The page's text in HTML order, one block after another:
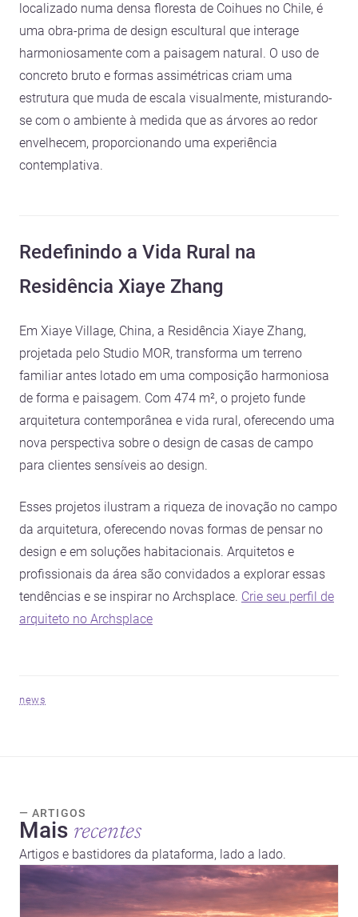
localizado numa densa floresta de Coihues no Chile, é
uma obra-prima de design escultural que interage
harmoniosamente com a paisagem natural. O uso de
concreto bruto e formas assimétricas criam uma
estrutura que muda de escala visualmente, misturando-
se com o ambiente à medida que as árvores ao redor
envelhecem, proporcionando uma experiência
contemplativa.
Redefinindo a Vida Rural na
Residência Xiaye Zhang
Em Xiaye Village, China, a Residência Xiaye Zhang,
projetada pelo Studio MOR, transforma um terreno
familiar antes lotado em uma composição harmoniosa
de forma e paisagem. Com 474 m², o projeto funde
arquitetura contemporânea e vida rural, oferecendo uma
nova perspectiva sobre o design de casas de campo
para clientes sensíveis ao design.
Esses projetos ilustram a riqueza de inovação no campo
da arquitetura, oferecendo novas formas de pensar no
design e em soluções habitacionais. Arquitetos e
profissionais da área são convidados a explorar essas
tendências e se inspirar no Archsplace. Crie seu perfil de
arquiteto no Archsplace
news
— ARTIGOS
Mais recentes
Artigos e bastidores da plataforma, lado a lado.